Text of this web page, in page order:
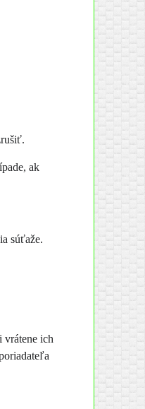
ak
súťaže.
vrátene ich